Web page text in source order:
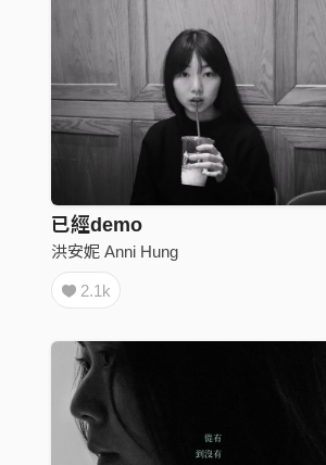
已經demo
洪安妮 Anni Hung
2.1k